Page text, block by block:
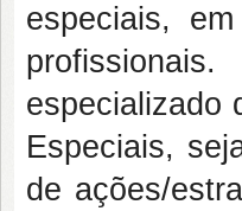
especiais,
especializado
Especiais,
de ações/